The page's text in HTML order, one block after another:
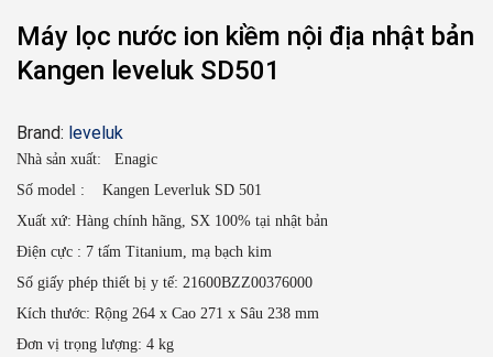
Máy lọc nước ion kiềm nội địa nhật bản
Kangen leveluk SD501
Brand: leveluk
Nhà sản xuất: Enagic
Số model : Kangen Leverluk SD 501
Xuất xứ: Hàng chính hãng, SX 100% tại nhật bản
Điện cực : 7 tấm Titanium, mạ bạch kim
Số giấy phép thiết bị y tế: 21600BZZ00376000
Kích thước: Rộng 264 x Cao 271 x Sâu 238 mm
Đơn vị trọng lượng: 4 kg